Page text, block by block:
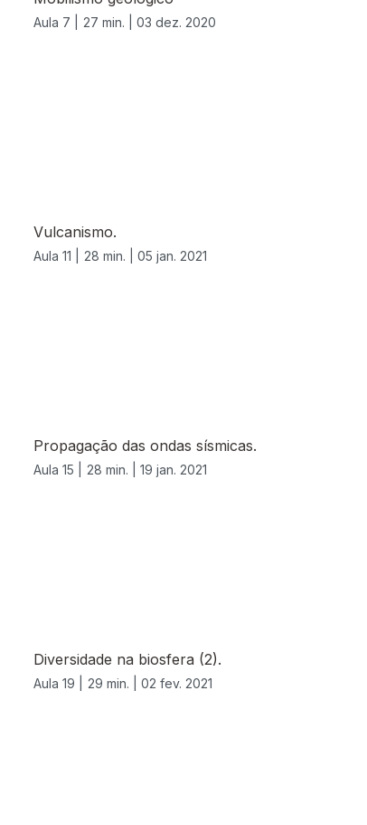
Aula 7 | 27 min. | 03 dez. 2020
Vulcanismo.
Aula 11 | 28 min. | 05 jan. 2021
Propagação das ondas sísmicas.
Aula 15 | 28 min. | 19 jan. 2021
Diversidade na biosfera (2).
Aula 19 | 29 min. | 02 fev. 2021